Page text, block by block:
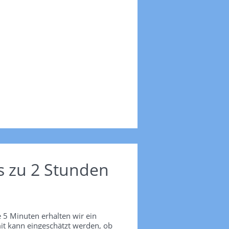
zu 2 Stunden
5 Minuten erhalten wir ein
kann eingeschätzt werden, ob